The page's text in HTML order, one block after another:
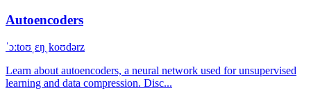
Autoencoders
ˈɔːtoʊˌɛŋˌkoʊdərz
Learn about autoencoders, a neural network used for unsupervised
learning and data compression. Disc...